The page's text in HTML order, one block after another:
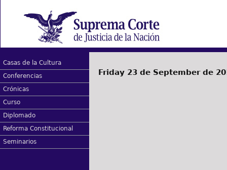
Casas de la Cultura
Conferencias
Crónicas
Curso
Diplomado
Reforma Constitucional
Seminarios
Friday 23 de September de